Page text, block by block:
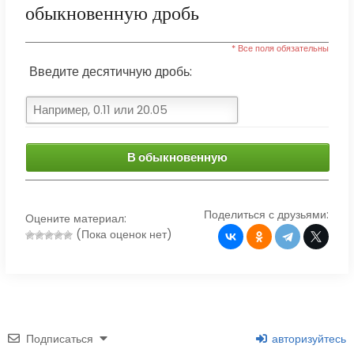
обыкновенную дробь
* Все поля обязательны
Введите десятичную дробь:
В обыкновенную
Оцените материал:
(Пока оценок нет)
Поделиться с друзьями:
Подписаться авторизуйтесь